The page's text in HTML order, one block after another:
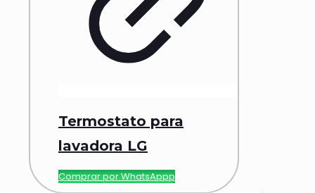
Termostato para
lavadora LG
Comprar por WhatsAppp